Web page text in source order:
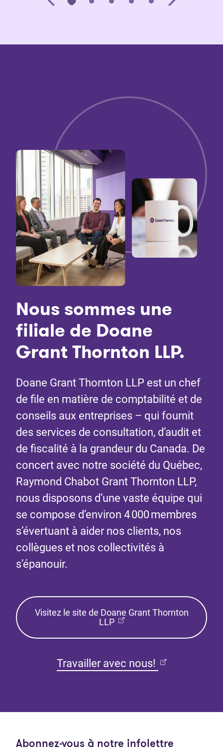
Nous sommes une
filiale de Doane
Grant Thornton LLP.
Doane Grant Thornton LLP est un chef
de file en matière de comptabilité et de
conseils aux entreprises – qui fournit
des services de consultation, d’audit et
de fiscalité à la grandeur du Canada. De
concert avec notre société du Québec,
Raymond Chabot Grant Thornton LLP,
nous disposons d’une vaste équipe qui
se compose d’environ 4 000 membres
s’évertuant à aider nos clients, nos
collègues et nos collectivités à
s’épanouir.
Visitez le site de Doane Grant Thornton
LLP
Travailler avec nous!
Abonnez-vous à notre infolettre